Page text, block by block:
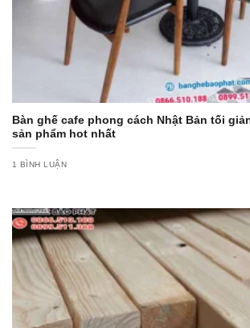
Bàn ghế cafe phong cách Nhật Bản tối
sản phẩm hot nhất
1 BÌNH LUẬN